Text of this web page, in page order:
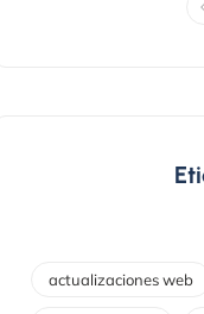
actualizaciones web